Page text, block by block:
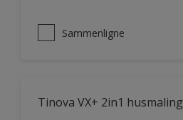
Sammenligne
Tinova VX+ 2in1 husmaling